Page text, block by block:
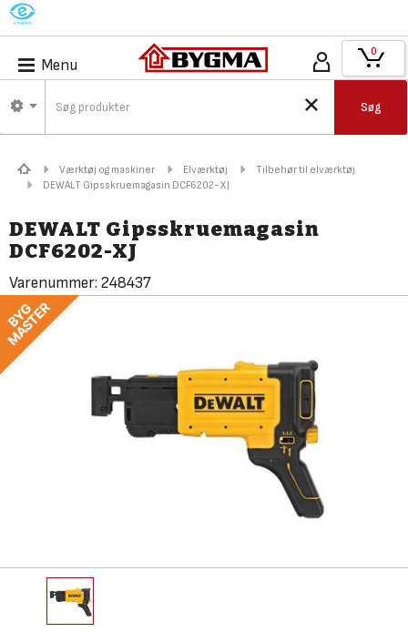
M
Menu
Søg
0
Værktøj og maskiner Elværktøj
Tilbehør til elværktøj
DEWALT Gipsskruemagasin DCF6202-XJ
DEWALT Gipsskruemagasin
DCF6202-XJ
Varenummer: 248437